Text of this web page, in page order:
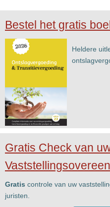
Bestel het gratis
Heldere
Gratis Check van
Gratis controle van uw
juristen.